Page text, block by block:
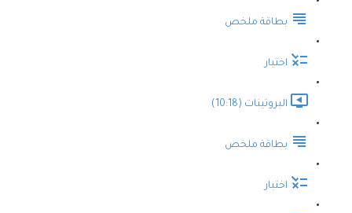
بطاقة ملخص
اختبار
البروتينات (10:18)
بطاقة ملخص
اختبار